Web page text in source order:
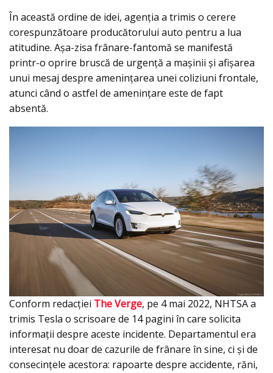
În această ordine de idei, agenția a trimis o cerere
corespunzătoare producătorului auto pentru a lua
atitudine. Aşa-zisa frânare-fantomă se manifestă
printr-o oprire bruscă de urgență a mașinii și afișarea
unui mesaj despre amenințarea unei coliziuni frontale,
atunci când o astfel de amenințare este de fapt
absentă.
Conform redacţiei The Verge, pe 4 mai 2022, NHTSA a
trimis Tesla o scrisoare de 14 pagini în care solicita
informații despre aceste incidente. Departamentul era
interesat nu doar de cazurile de frânare în sine, ci și de
consecințele acestora: rapoarte despre accidente, răni,